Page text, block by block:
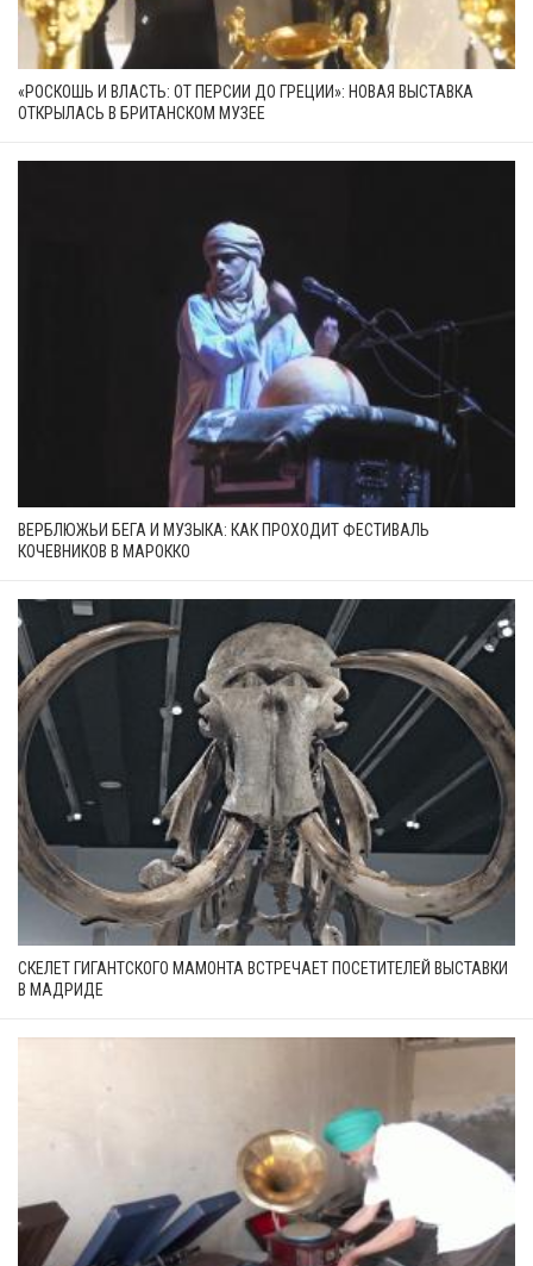
«РОСКОШЬ И ВЛАСТЬ: ОТ ПЕРСИИ ДО ГРЕЦИИ»: НОВАЯ ВЫСТАВКА
ОТКРЫЛАСЬ В БРИТАНСКОМ МУЗЕЕ
ВЕРБЛЮЖЬИ БЕГА И МУЗЫКА: КАК ПРОХОДИТ ФЕСТИВАЛЬ
КОЧЕВНИКОВ В МАРОККО
СКЕЛЕТ ГИГАНТСКОГО МАМОНТА ВСТРЕЧАЕТ ПОСЕТИТЕЛЕЙ ВЫСТАВКИ
В МАДРИДЕ